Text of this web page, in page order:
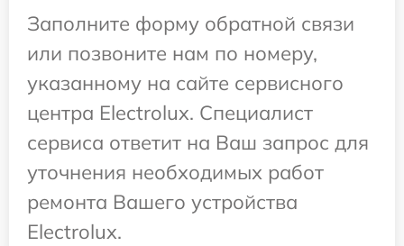
Заполните форму обратной связи
или позвоните нам по номеру,
указанному на сайте сервисного
центра Electrolux. Специалист
сервиса ответит на Ваш запрос для
уточнения необходимых работ
ремонта Вашего устройства
Electrolux.